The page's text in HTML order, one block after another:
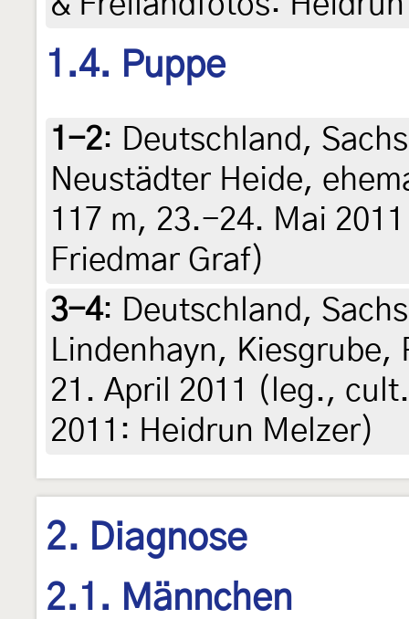
1.4. Puppe
1-2: Deutschland,
Neustädter Heide,
117 m, 23.-24. Mai
Friedmar Graf)
3-4: Deutschland,
Lindenhayn, Kiesgrube,
21. April 2011 (leg.,
2011: Heidrun Melzer)
2. Diagnose
2.1. Männchen